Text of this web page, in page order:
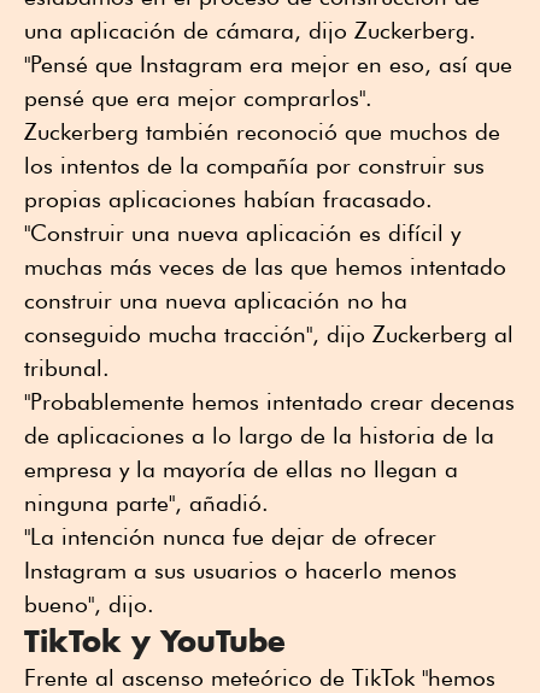
una aplicación de cámara, dijo Zuckerberg.
"Pensé que Instagram era mejor en eso, así que
pensé que era mejor comprarlos".
Zuckerberg también reconoció que muchos de
los intentos de la compañía por construir sus
propias aplicaciones habían fracasado.
"Construir una nueva aplicación es difícil y
muchas más veces de las que hemos intentado
construir una nueva aplicación no ha
conseguido mucha tracción", dijo Zuckerberg al
tribunal.
"Probablemente hemos intentado crear decenas
de aplicaciones a lo largo de la historia de la
empresa y la mayoría de ellas no llegan a
ninguna parte", añadió.
"La intención nunca fue dejar de ofrecer
Instagram a sus usuarios o hacerlo menos
bueno", dijo.
TikTok y YouTube
Frente al ascenso meteórico de TikTok "hemos